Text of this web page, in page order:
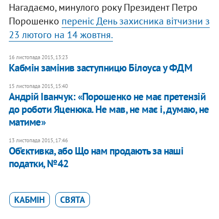
Нагадаємо, минулого року Президент Петро
Порошенко переніс День захисника вітчизни з
23 лютого на 14 жовтня.
16 листопада 2015, 13:23
Кабмін замінив заступницю Білоуса у ФДМ
15 листопада 2015, 15:40
Андрій Іванчук: «Порошенко не має претензій
до роботи Яценюка. Не мав, не має і, думаю, не
матиме»
13 листопада 2015, 17:46
Об'єктивка, або Що нам продають за наші
податки, №42
КАБМІН СВЯТА